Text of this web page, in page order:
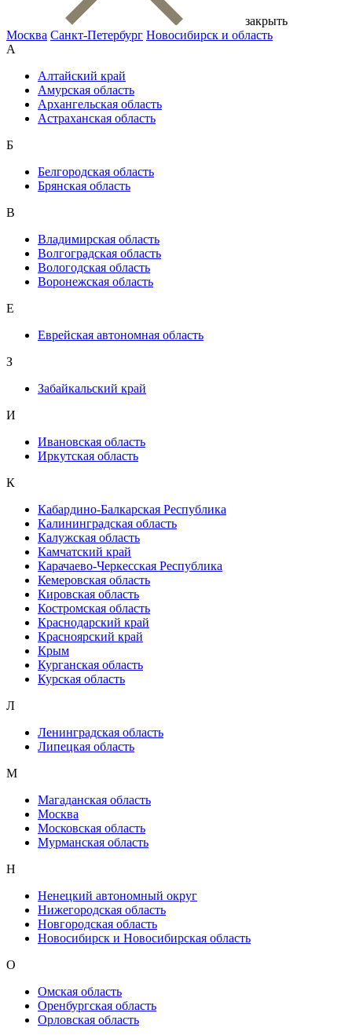
закрыть
Москва Санкт-Петербург Новосибирск и область
А
Алтайский край
Амурская область
Архангельская область
Астраханская область
Б
Белгородская область
Брянская область
В
Владимирская область
Волгоградская область
Вологодская область
Воронежская область
Е
Еврейская автономная область
З
Забайкальский край
И
Ивановская область
Иркутская область
К
Кабардино-Балкарская Республика
Калининградская область
Калужская область
Камчатский край
Карачаево-Черкесская Республика
Кемеровская область
Кировская область
Костромская область
Краснодарский край
Красноярский край
Крым
Курганская область
Курская область
Л
Ленинградская область
Липецкая область
М
Магаданская область
Москва
Московская область
Мурманская область
Н
Ненецкий автономный округ
Нижегородская область
Новгородская область
Новосибирск и Новосибирская область
О
Омская область
Оренбургская область
Орловская область